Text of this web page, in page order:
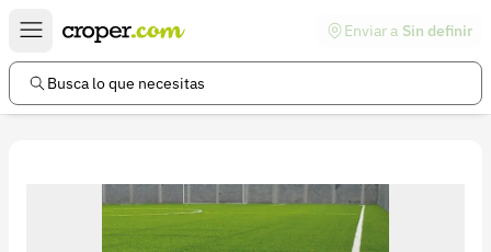
Enviar a Sin definir
Busca lo que necesitas
Enlaces de interés
Preguntas frecuentes
Información legal